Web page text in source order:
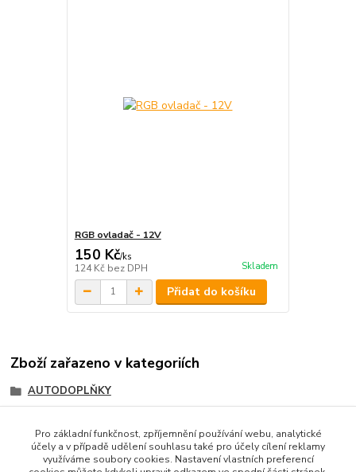
RGB ovladač - 12V
150 Kč/ks
124 Kč bez DPH Skladem
Přidat do košíku
Zboží zařazeno v kategoriích
AUTODOPLŇKY
Elektro
LED PÁSKY
Pro základní funkčnost, zpříjemnění používání webu, analytické
účely a v případě udělení souhlasu také pro účely cílení reklamy
využíváme soubory cookies. Nastavení vlastních preferencí